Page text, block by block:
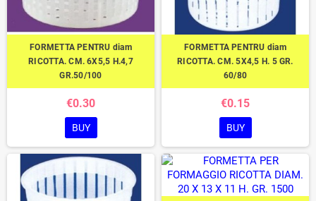
FORMETTA PENTRU diam
RICOTTA. CM. 6X5,5 H.4,7
GR.50/100
€0.30
BUY
FORMETTA PENTRU diam
RICOTTA. CM. 5X4,5 H. 5 GR.
60/80
€0.15
BUY